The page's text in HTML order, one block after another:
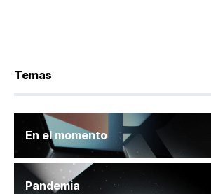
Temas
En el momento
Pandemia